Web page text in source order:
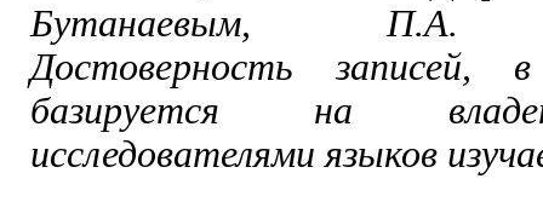
Бутанаевым, П.А.
Достоверность записей,
базируется на
исследователями языков